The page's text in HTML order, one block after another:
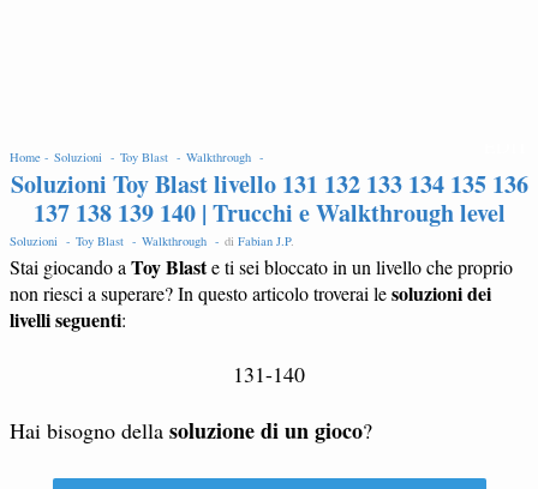
Home - Soluzioni - Toy Blast - Walkthrough -
Soluzioni Toy Blast livello 131 132 133 134 135 136
137 138 139 140 | Trucchi e Walkthrough level
Soluzioni - Toy Blast - Walkthrough - di Fabian J.P.
Stai giocando a Toy Blaste ti sei bloccato in un livello che proprio
non riesci a superare? In questo articolo troverai lesoluzioni dei
livelli seguenti:
131-140
Hai bisogno della soluzione di un gioco?